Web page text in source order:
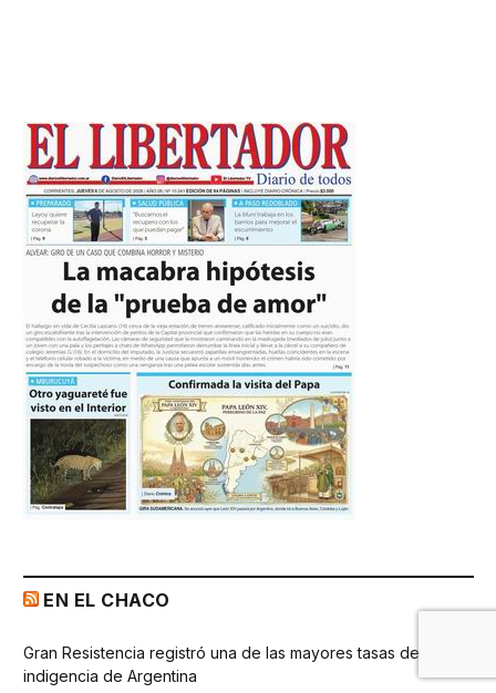
EN EL CHACO
Gran Resistencia registró una de las mayores tasas de
indigencia de Argentina